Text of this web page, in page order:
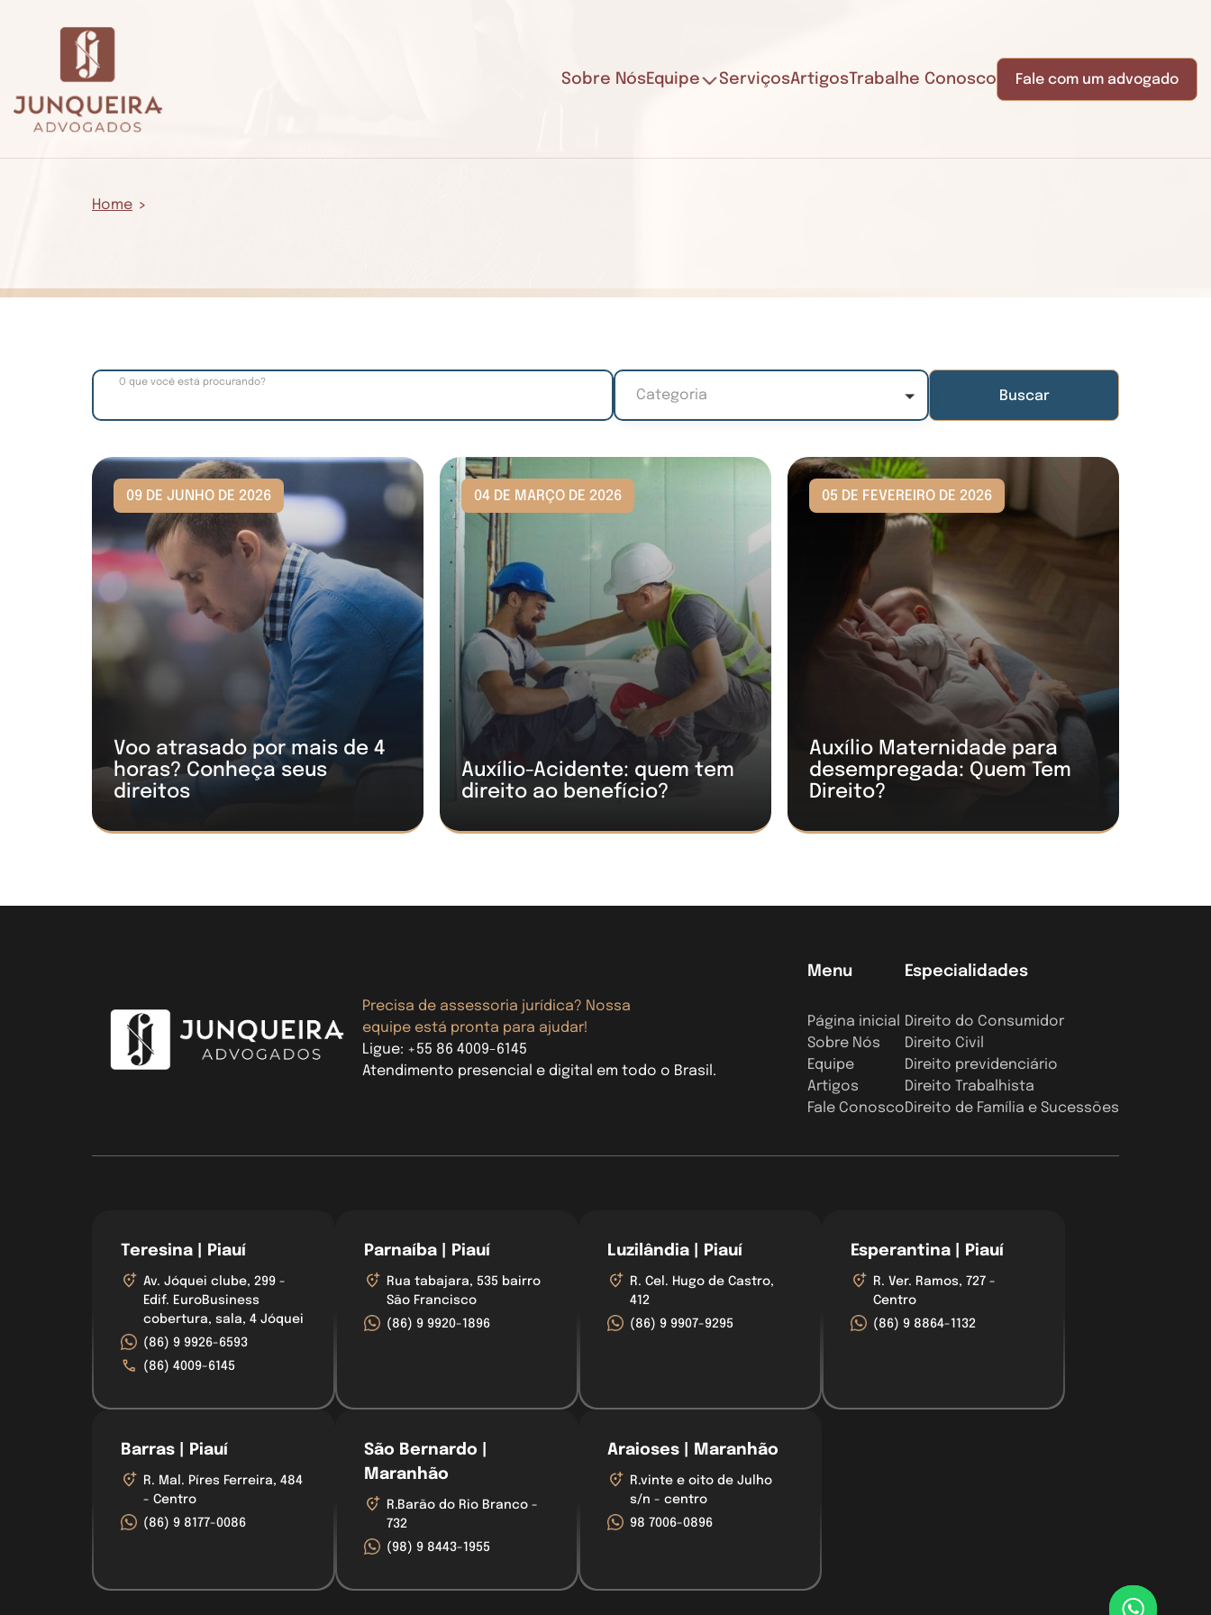
Sobre NósEquipe ServiçosArtigosTrabalhe Conosco Fale com um advogado
Home
O que você está procurando?
Categoria
Categoria Buscar
09 DE JUNHO DE 2026
Voo atrasado por mais de 4
horas? Conheça seus
direitos
04 DE MARÇO DE 2026
Auxílio-Acidente: quem tem
direito ao benefício?
05 DE FEVEREIRO DE 2026
Auxílio Maternidade para
desempregada: Quem Tem
Direito?
Precisa de assessoria jurídica? Nossa
equipe está pronta para ajudar!
Ligue: +55 86 4009-6145
Atendimento presencial e digital em todo o Brasil.
Menu
Página inicial
Sobre Nós
Equipe
Artigos
Fale Conosco
Especialidades
Direito do Consumidor
Direito Civil
Direito previdenciário
Direito Trabalhista
Direito de Família e Sucessões
Teresina | Piauí
Av. Jóquei clube, 299 -
Edif. EuroBusiness
cobertura, sala, 4 Jóquei
(86) 9 9926-6593
(86) 4009-6145
Parnaíba | Piauí
Rua tabajara, 535 bairro
São Francisco
(86) 9 9920-1896
Luzilândia | Piauí
R. Cel. Hugo de Castro,
412
(86) 9 9907-9295
Esperantina | Piauí
R. Ver. Ramos, 727 -
Centro
(86) 9 8864-1132
Barras | Piauí
R. Mal. Píres Ferreira, 484
- Centro
(86) 9 8177-0086
São Bernardo |
Maranhão
R.Barão do Rio Branco -
732
(98) 9 8443-1955
Araioses | Maranhão
R.vinte e oito de Julho
s/n - centro
98 7006-0896